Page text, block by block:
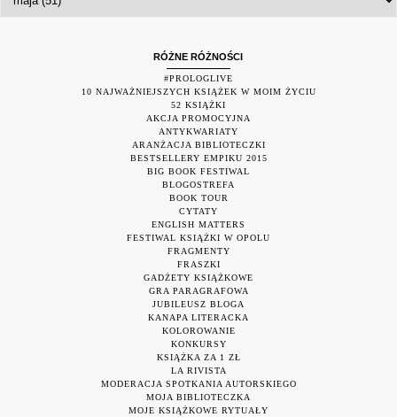
RÓŻNE RÓŻNOŚCI
#PROLOGLIVE
10 NAJWAŻNIEJSZYCH KSIĄŻEK W MOIM ŻYCIU
52 KSIĄŻKI
AKCJA PROMOCYJNA
ANTYKWARIATY
ARANŻACJA BIBLIOTECZKI
BESTSELLERY EMPIKU 2015
BIG BOOK FESTIWAL
BLOGOSTREFA
BOOK TOUR
CYTATY
ENGLISH MATTERS
FESTIWAL KSIĄŻKI W OPOLU
FRAGMENTY
FRASZKI
GADŻETY KSIĄŻKOWE
GRA PARAGRAFOWA
JUBILEUSZ BLOGA
KANAPA LITERACKA
KOLOROWANIE
KONKURSY
KSIĄŻKA ZA 1 ZŁ
LA RIVISTA
MODERACJA SPOTKANIA AUTORSKIEGO
MOJA BIBLIOTECZKA
MOJE KSIĄŻKOWE RYTUAŁY